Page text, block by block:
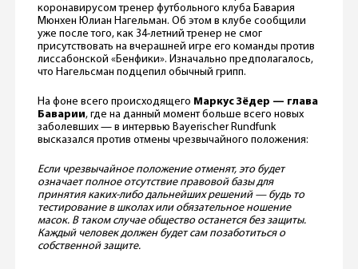
коронавирусом тренер футбольного клуба Бавария
Мюнхен Юлиан Нагельман. Об этом в клубе сообщили
уже после того, как 34-летний тренер не смог
присутствовать на вчерашней игре его команды против
лиссабонской «Бенфики». Изначально предполагалось,
что Нагельсман подцепил обычный грипп.
На фоне всего происходящего Маркус Зёдер — глава
Баварии, где на данный момент больше всего новых
заболевших — в интервью Bayerischer Rundfunk
высказался против отмены чрезвычайного положения:
Если чрезвычайное положение отменят, это будет
означает полное отсутствие правовой базы для
принятия каких-либо дальнейших решений — будь то
тестирование в школах или обязательное ношение
масок. В таком случае общество останется без защиты.
Каждый человек должен будет сам позаботиться о
собственной защите.